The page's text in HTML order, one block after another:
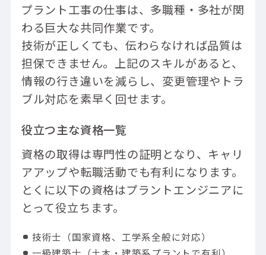
プラント工事の仕事は、多職種・多社が関
わる巨大な共同作業です。
技術が正しくても、伝わらなければ品質は
担保できません。上記のスキルがあると、
情報の行き違いを減らし、変更管理やトラ
ブル対応を素早く回せます。
役立つ主な資格一覧
資格の取得は専門性の証明となり、キャリ
アアップや転職活動でも有利になります。
とくに以下の資格はプラントエンジニアに
とって役立ちます。
技術士（国家資格、工学系全般に対応）
一級建築士（土木・建築系プラントで有利）